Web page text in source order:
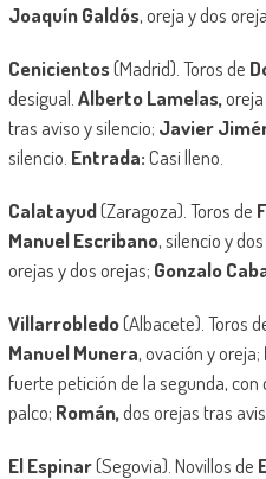
Joaquín Galdós, oreja y dos
Cenicientos(Madrid). Toros de
desigual. Alberto Lamelas,
tras aviso y silencio; Javier
silencio. Entrada:Casi lleno.
Calatayud(Zaragoza). Toros de
Manuel Escribano, silencio y
orejas y dos orejas; Gonzalo
Villarrobledo(Albacete). Toros
Manuel Munera, ovación y oreja;
fuerte petición de la segunda, con
palco; Román,dos orejas tras
El Espinar(Segovia). Novillos de